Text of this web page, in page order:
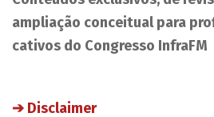
ampliação conceitual para
cativos do Congresso InfraFM
➔ Disclaimer